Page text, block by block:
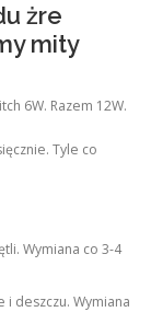
żre
mity
6W. Razem 12W.
Tyle co
Wymiana co 3-4
deszczu. Wymiana